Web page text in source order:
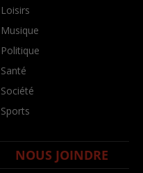
NOUS JOINDRE